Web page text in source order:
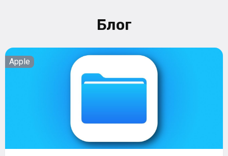
Блог
Apple